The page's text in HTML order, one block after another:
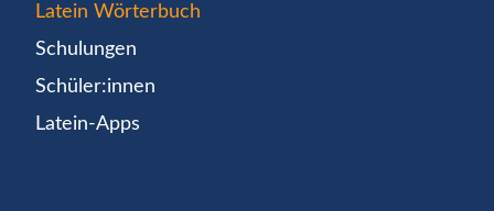
Latein Wörterbuch
Schulungen
Schüler:innen
Latein-Apps